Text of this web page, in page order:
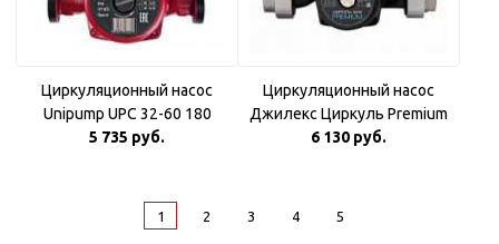
Циркуляционный насос
Unipump UPC 32-60 180
5 735 руб.
Циркуляционный насос
Джилекс Циркуль Premium
32/40 180
6 130 руб.
1 2 3 4 5